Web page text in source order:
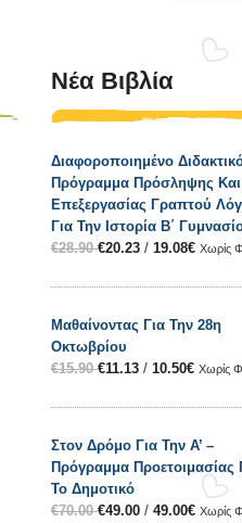
Νέα Βιβλία
Διαφοροποιημένο
Πρόγραμμα Πρόσληψης Και
Επεξεργασίας Γραπτού
Για Την Ιστορία Β΄
€28.90€20.23 / 19.08€ Χωρίς
Μαθαίνοντας Για Την 28η
Οκτωβρίου
€15.90€11.13 / 10.50€ Χωρίς
Στον Δρόμο Για Την Α’ –
Πρόγραμμα Προετοιμασίας
Το Δημοτικό
€70.00€49.00 / 49.00€ Χωρίς